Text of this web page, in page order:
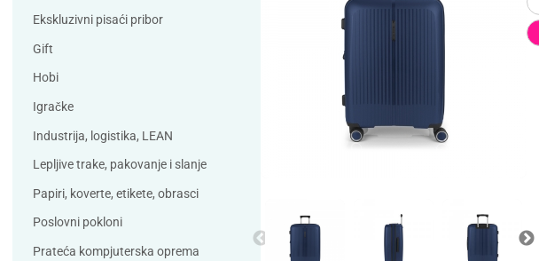
Carand'ache
Cleanrange
Debatin
Duracell
ELBA
Eleven
Elix Clean
Falken
Flieger
Fun Range
Ekskluzivni pisaći pribor
Gift
Hobi
Igračke
Industrija, logistika, LEAN
Lepljive trake, pakovanje i slanje
Papiri, koverte, etikete, obrasci
Poslovni pokloni
Prateća kompjuterska oprema